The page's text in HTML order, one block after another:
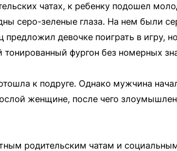
чатах, к ребенку подошел
серо-зеленые глаза. На нем были
девочке поиграть в игру,
фургон без номерных
к подруге. Однако мужчина
женщине, после чего
родительским чатам и